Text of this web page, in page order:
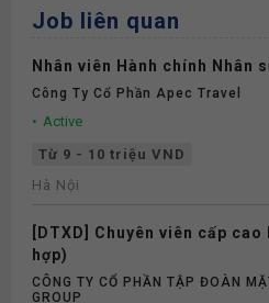
Job liên quan
Nhân viên Hành chính Nhân
Công Ty Cổ Phần Apec Travel
Active
Từ 9 - 10 triệu VND
Hà Nội
[DTXD] Chuyên viên cấp
hợp)
CÔNG TY CỔ PHẦN TẬP ĐOÀN
GROUP